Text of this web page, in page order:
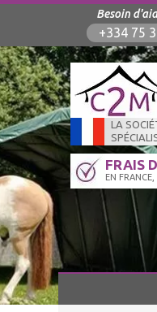
Besoin
+334 75
LA
FRAIS
EN